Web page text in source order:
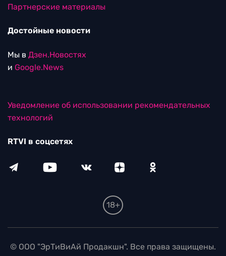
Партнерские материалы
Достойные новости
Мы в Дзен.Новостях
и Google.News
Уведомление об использовании рекомендательных
технологий
RTVI в соцсетях
18+
© ООО "ЭрТиВиАй Продакшн". Все права защищены.